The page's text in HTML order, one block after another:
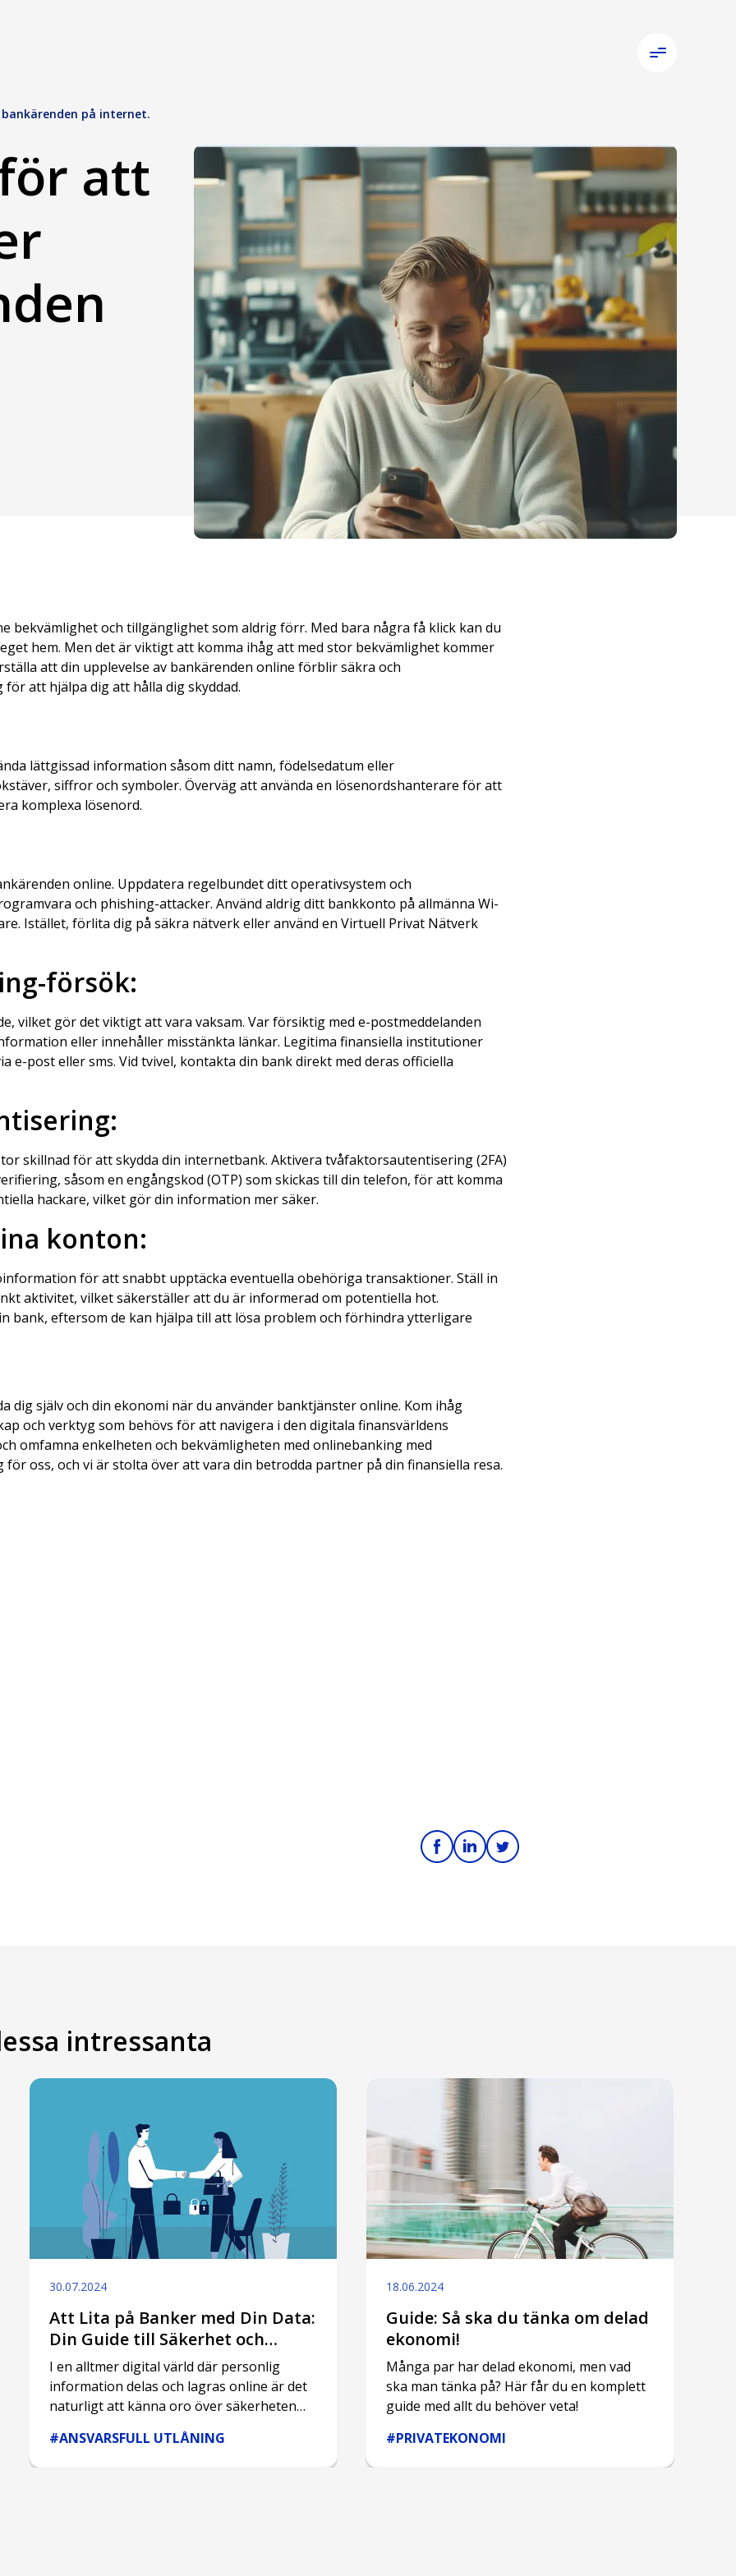
på internet.
att
bekvämlighet och tillgänglighet som aldrig förr. Med bara några få klick kan du
hem. Men det är viktigt att komma ihåg att med stor bekvämlighet kommer
att din upplevelse av bankärenden online förblir säkra och
att hjälpa dig att hålla dig skyddad.
lättgissad information såsom ditt namn, födelsedatum eller
siffror och symboler. Överväg att använda en lösenordshanterare för att
komplexa lösenord.
online. Uppdatera regelbundet ditt operativsystem och
och phishing-attacker. Använd aldrig ditt bankkonto på allmänna Wi-
Istället, förlita dig på säkra nätverk eller använd en Virtuell Privat Nätverk
försök:
vilket gör det viktigt att vara vaksam. Var försiktig med e-postmeddelanden
eller innehåller misstänkta länkar. Legitima finansiella institutioner
e-post eller sms. Vid tvivel, kontakta din bank direkt med deras officiella
skillnad för att skydda din internetbank. Aktivera tvåfaktorsautentisering (2FA)
såsom en engångskod (OTP) som skickas till din telefon, för att komma
hackare, vilket gör din information mer säker.
konton:
för att snabbt upptäcka eventuella obehöriga transaktioner. Ställ in
aktivitet, vilket säkerställer att du är informerad om potentiella hot.
bank, eftersom de kan hjälpa till att lösa problem och förhindra ytterligare
dig själv och din ekonomi när du använder banktjänster online. Kom ihåg
och verktyg som behövs för att navigera i den digitala finansvärldens
omfamna enkelheten och bekvämligheten med onlinebanking med
oss, och vi är stolta över att vara din betrodda partner på din finansiella resa.
intressanta
30.07.2024
Att Lita på Banker med Din Data:
Din Guide till Säkerhet och
Sinnesro
I en alltmer digital värld där personlig
information delas och lagras online är det
naturligt att känna oro över säkerheten
#ANSVARSFULL UTLÅNING
18.06.2024
Guide: Så ska du tänka om delad
ekonomi!
Många par har delad ekonomi, men vad
ska man tänka på? Här får du en komplett
guide med allt du behöver veta!
#PRIVATEKONOMI